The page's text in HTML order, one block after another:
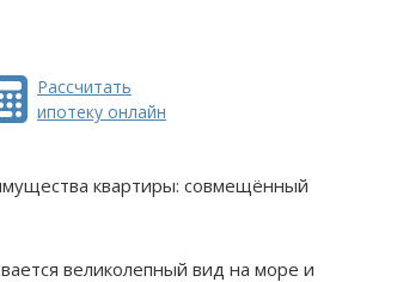
Рассчитать
ипотеку онлайн
квартиры: совмещённый
великолепный вид на море и